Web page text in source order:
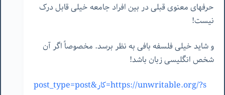
حرفهای معنوی قبلی در بین افراد جامعه خیلی قابل درک
نیست!
و شاید خیلی فلسفه بافی به نظر برسد. مخصوصاً اگر آن
شخص انگلیسی زبان باشد!
https://unwritable.org/?s=کار&post_type=post